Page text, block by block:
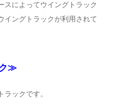
スによってウイングトラック
イングトラックが利用されて
≫
ックです。